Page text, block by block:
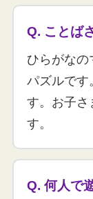
Q. ことば
ひらがなの
パズルです
す。お子さ
す。
Q. 何人で